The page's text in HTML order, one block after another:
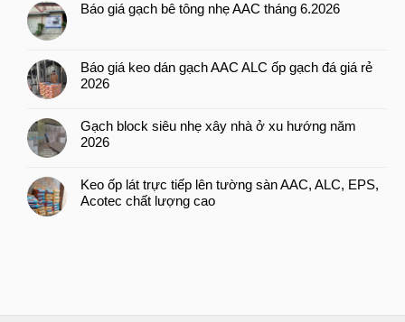
Báo giá gạch bê tông nhẹ AAC tháng 6.2026
Báo giá keo dán gạch AAC ALC ốp gạch đá giá rẻ
2026
Gạch block siêu nhẹ xây nhà ở xu hướng năm
2026
Keo ốp lát trực tiếp lên tường sàn AAC, ALC, EPS,
Acotec chất lượng cao